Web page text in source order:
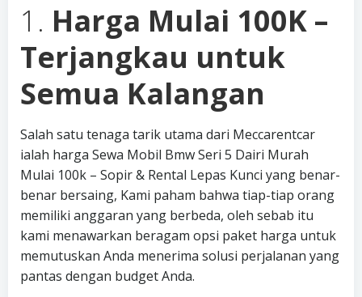
1. Harga Mulai 100K –
Terjangkau untuk
Semua Kalangan
Salah satu tenaga tarik utama dari Meccarentcar
ialah harga Sewa Mobil Bmw Seri 5 Dairi Murah
Mulai 100k – Sopir & Rental Lepas Kunci yang benar-
benar bersaing, Kami paham bahwa tiap-tiap orang
memiliki anggaran yang berbeda, oleh sebab itu
kami menawarkan beragam opsi paket harga untuk
memutuskan Anda menerima solusi perjalanan yang
pantas dengan budget Anda.